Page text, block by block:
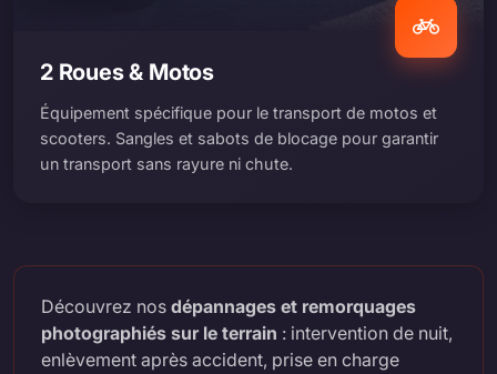
2 Roues & Motos
Équipement spécifique pour le transport de motos et
scooters. Sangles et sabots de blocage pour garantir
un transport sans rayure ni chute.
Découvrez nos dépannages et remorquages
photographiés sur le terrain : intervention de nuit,
enlèvement après accident, prise en charge